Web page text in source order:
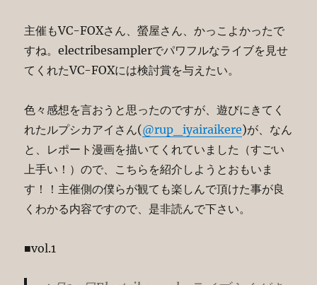
の
主催もVC-FOXさん、螢屋さん、かっこよかったで
すね。electribesamplerでパワフルなライブを見せ
てくれたVC-FOXには検討賞を与えたい。
色々感想を言おうと思ったのですが、遊びにきてく
れたルプシカアイさん(@rup_iyairaikere)が、なん
と、レポート漫画を描いてくれていました（すごい
上手い！）ので、こちらを紹介しようとおもいま
す！！主催側の僕らが観ても楽しんで頂けた事が良
くわかる内容ですので、是非読んで下さい。
■vol.1